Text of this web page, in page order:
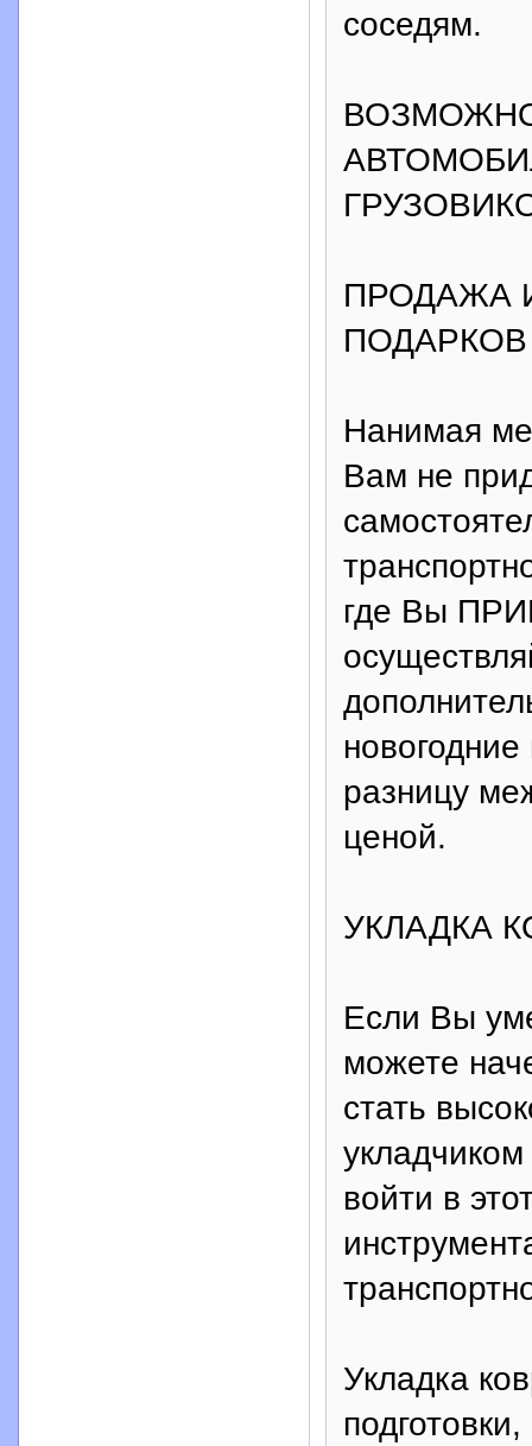
соседям.
ПРОДАЖА
ПОДАРКОВ
Нанимая
Вам не
где Вы
разницу
ценой.
УКЛАДКА
Если Вы
можете
стать
войти в
Укладка